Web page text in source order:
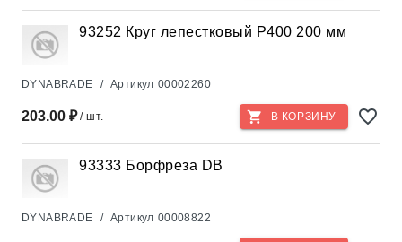
93252 Круг лепестковый Р400 200 мм
DYNABRADE / Артикул 00002260
203.00 ₽/ шт. В КОРЗИНУ
93333 Борфреза DB
DYNABRADE / Артикул 00008822